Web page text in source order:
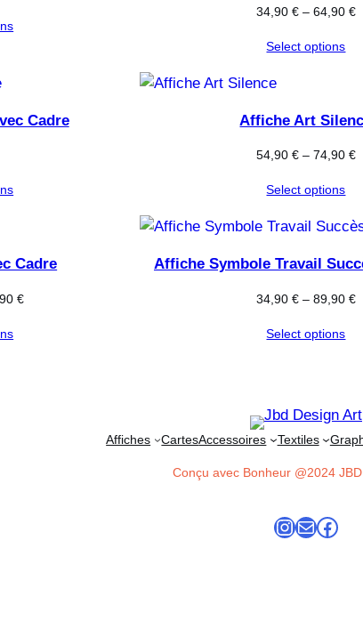
34,90 €– 64,90 €
Select options
Cadre Affiche Art
54,90 €– 74,90 €
Select options
Cadre
€
Affiche Symbole Travail
34,90 €– 89,90 €
Select options
Affiches CartesAccessoires Textiles
Conçu avec Bonheur @2024
Instagram
E-mail